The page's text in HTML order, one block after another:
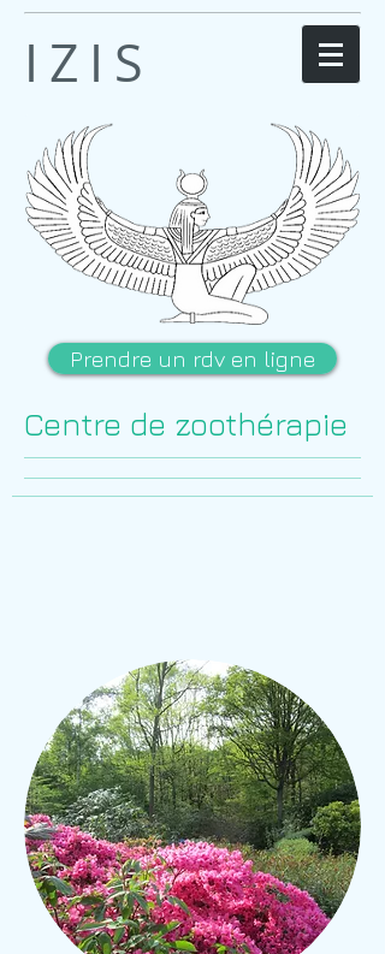
IZIS
Prendre un rdv en ligne
Centre de zoothérapie